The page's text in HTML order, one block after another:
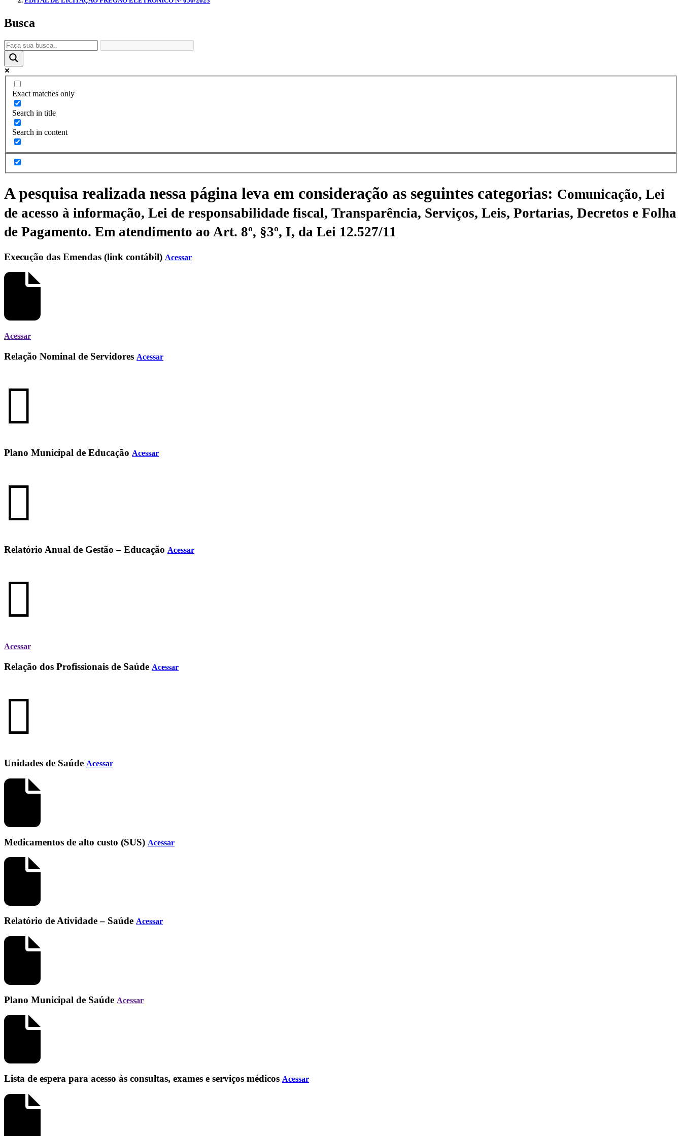
Busca
Exact matches only
Search in title
Search in content
A pesquisa realizada nessa página leva em consideração as seguintes categorias: Comunicação, Lei
de acesso à informação, Lei de responsabilidade fiscal, Transparência, Serviços, Leis, Portarias, Decretos e Folha
de Pagamento. Em atendimento ao Art. 8º, §3º, I, da Lei 12.527/11
Execução das Emendas (link contábil) Acessar
Acessar
Relação Nominal de Servidores Acessar
Plano Municipal de Educação Acessar
Relatório Anual de Gestão – Educação Acessar
Acessar
Relação dos Profissionais de Saúde Acessar
Unidades de Saúde Acessar
Medicamentos de alto custo (SUS) Acessar
Relatório de Atividade – Saúde Acessar
Plano Municipal de Saúde Acessar
Lista de espera para acesso às consultas, exames e serviços médicos Acessar